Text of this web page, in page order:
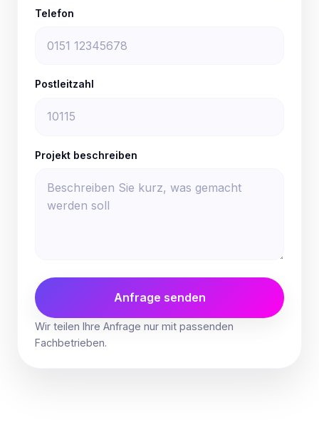
Telefon
Postleitzahl
Projekt beschreiben
Anfrage senden
Wir teilen Ihre Anfrage nur mit passenden
Fachbetrieben.